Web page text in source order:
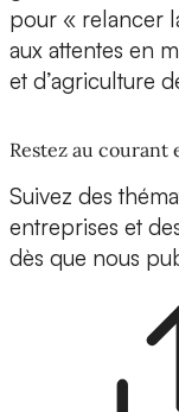
pour « relancer
aux attentes en
et d’agriculture
Restez au courant
Suivez des
entreprises et
dès que nous